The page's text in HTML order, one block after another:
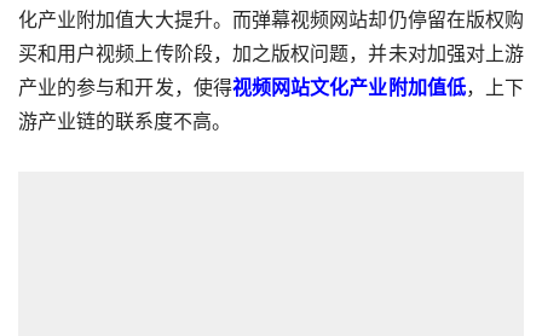
化产业附加值大大提升。而弹幕视频网站却仍停留在版权购
买和用户视频上传阶段，加之版权问题，并未对加强对上游
产业的参与和开发，使得视频网站文化产业附加值低，上下
游产业链的联系度不高。